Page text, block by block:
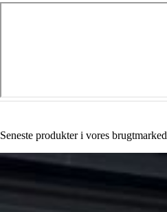
Seneste produkter i vores brugtmarked